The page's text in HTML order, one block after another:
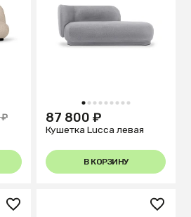
1 2 3 4 5 6 7 8 9
87 800 ₽
Кушетка Lucca левая
В КОРЗИНУ